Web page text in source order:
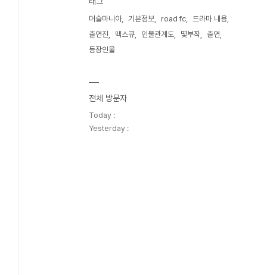
머슬마니아 기본정보 road fc
드라마 내용
출연진
맥스큐 인물관계도 몇부작
출연
등장인물
전체 방문자
Today :
Yesterday :